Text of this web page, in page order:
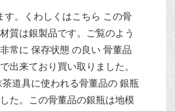
す。くわしくはこちら この骨
質は銀製品です。ご覧のよう
常に 保存状態 の良い 骨董品
出来ており買い取りました。
道具に使われる骨董品の 銀瓶
た。この骨董品の銀瓶は地模